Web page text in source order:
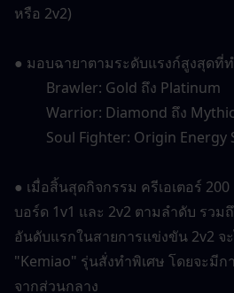
หรือ 2v2)
● มอบฉายาตามระดับแรงก์สูงสุดที่
Brawler: Gold ถึง Platinum
Warrior: Diamond ถึง Mythic
Soul Fighter: Origin Energy
● เมื่อสิ้นสุดกิจกรรม ครีเอเตอร์
บอร์ด 1v1 และ 2v2 ตามลำดับ รวม
อันดับแรกในสายการแข่งขัน 2v2 จ
"Kemiao" รุ่นสั่งทำพิเศษ โดยจะมีก
จากส่วนกลาง